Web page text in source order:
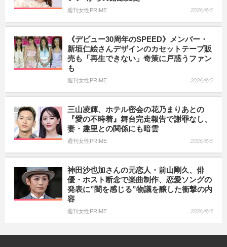
週刊女性PRIME 2026/8/5
《デビュー30周年のSPEED》メンバー・
新垣仁絵さんデザインのカセットテープ販
売も「再生できない」奇策に戸惑うファン
も
週刊女性PRIME 2026/8/5
三山凌輝、ホテル密会の花乃まりあとの
『愛の不時着』舞台完走報告で謝罪なし、
妻・趣里との関係にも暗雲
週刊女性PRIME 2026/8/5
神田沙也加さんの元恋人・前山剛久、俳
優・ホスト断念で楽曲制作、恋愛ソングの
発表に”闇を感じる”物議を醸した衝撃の内
容
週刊女性PRIME 2026/8/3